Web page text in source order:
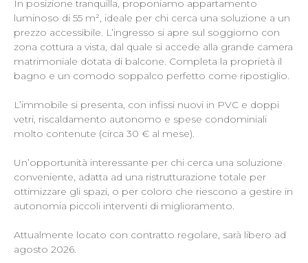
In posizione tranquilla, proponiamo appartamento
luminoso di 55 m², ideale per chi cerca una soluzione a un
prezzo accessibile. L’ingresso si apre sul soggiorno con
zona cottura a vista, dal quale si accede alla grande camera
matrimoniale dotata di balcone. Completa la proprietà il
bagno e un comodo soppalco perfetto come ripostiglio.
L’immobile si presenta, con infissi nuovi in PVC e doppi
vetri, riscaldamento autonomo e spese condominiali
molto contenute (circa 30 € al mese).
Un’opportunità interessante per chi cerca una soluzione
conveniente, adatta ad una ristrutturazione totale per
ottimizzare gli spazi, o per coloro che riescono a gestire in
autonomia piccoli interventi di miglioramento.
Attualmente locato con contratto regolare, sarà libero ad
agosto 2026.